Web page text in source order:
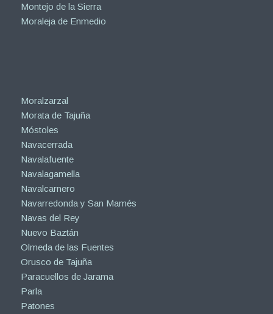
Montejo de la Sierra
Moraleja de Enmedio
Moralzarzal
Morata de Tajuña
Móstoles
Navacerrada
Navalafuente
Navalagamella
Navalcarnero
Navarredonda y San Mamés
Navas del Rey
Nuevo Baztán
Olmeda de las Fuentes
Orusco de Tajuña
Paracuellos de Jarama
Parla
Patones